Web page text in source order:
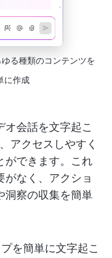
る種類のコンテンツを
に作成
オ会話を文字起こ
アクセスしやすく
ができます。これ
がなく、アクショ
洞察の収集を簡単
を簡単に文字起こ